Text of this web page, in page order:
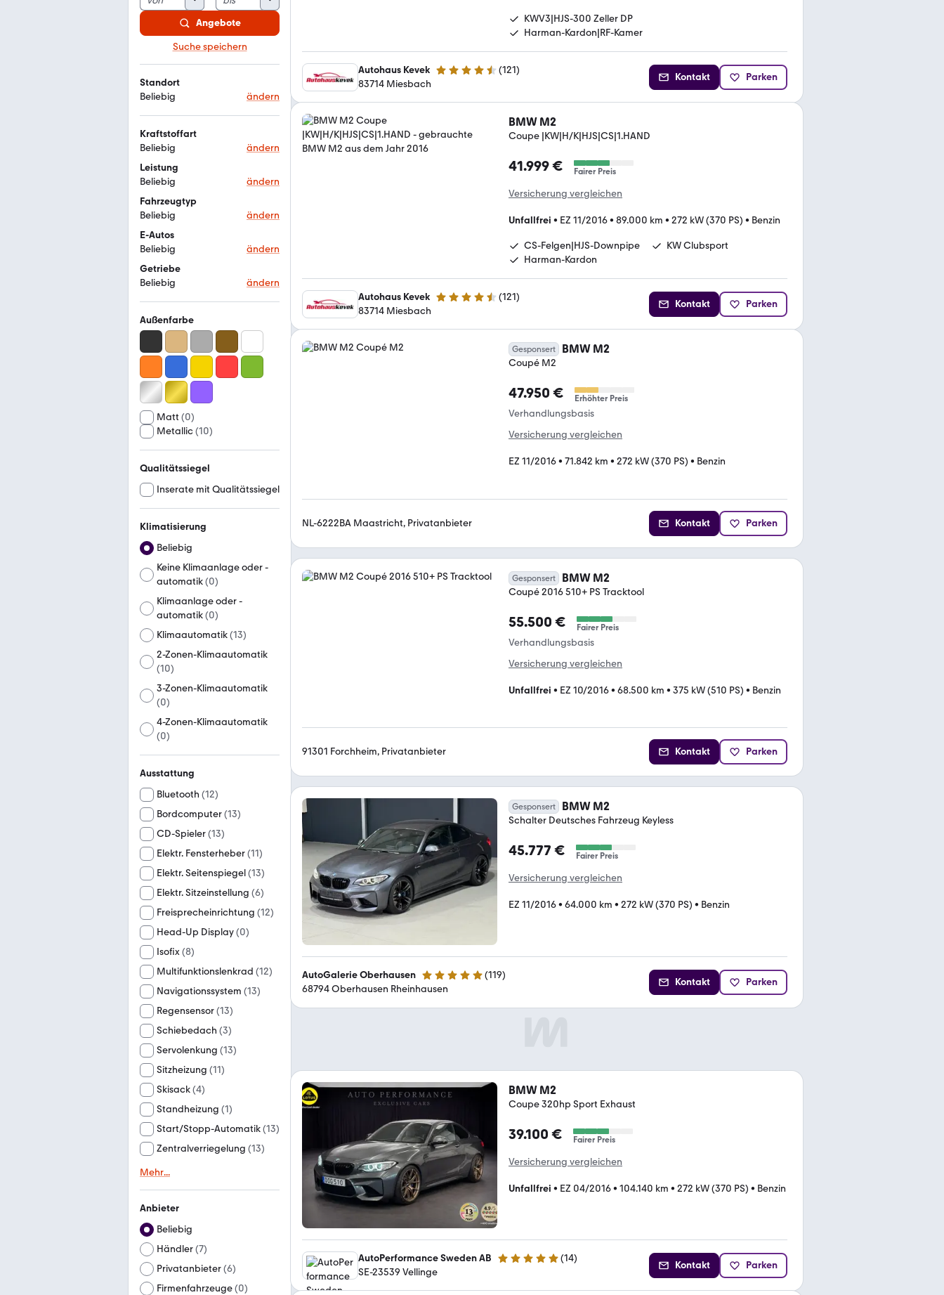
Angebote
Suche speichern
Standort
Beliebig
ändern
Kraftstoffart
Beliebig
ändern
Leistung
Beliebig
ändern
Fahrzeugtyp
Beliebig
ändern
E-Autos
Beliebig
ändern
Getriebe
Beliebig
ändern
Außenfarbe
Matt (0)
Metallic(10)
Qualitätssiegel
Inserate mit Qualitätssiegel
Klimatisierung
Beliebig
Keine Klimaanlage oder -
automatik(0)
Klimaanlage oder -
automatik(0)
Klimaautomatik(13)
2-Zonen-Klimaautomatik
(10)
3-Zonen-Klimaautomatik
(0)
4-Zonen-Klimaautomatik
(0)
Ausstattung
Bluetooth (12)
Bordcomputer(13)
CD-Spieler(13)
Elektr. Fensterheber(11)
Elektr. Seitenspiegel(13)
Elektr. Sitzeinstellung (6)
Freisprecheinrichtung (12)
Head-Up Display(0)
Isofix(8)
Multifunktionslenkrad (12)
Navigationssystem (13)
Regensensor(13)
Schiebedach (3)
Servolenkung (13)
Sitzheizung (11)
Skisack(4)
Standheizung (1)
Start/Stopp-Automatik(13)
Zentralverriegelung (13)
Mehr...
Anbieter
Beliebig
Händler(7)
Privatanbieter(6)
Firmenfahrzeuge(0)
KWV3|HJS-300 Zeller DP
Harman-Kardon|RF-Kamer
Autohaus Kevek 4.5 Sterne (121)
83714 Miesbach
Kontakt Parken
BMW M2
Coupe |KW|H/K|HJS|CS|1.HAND
41.999 € Fairer Preis
Versicherung vergleichen
Unfallfrei • EZ 11/2016• 89.000 km • 272 kW (370 PS) • Benzin
CS-Felgen|HJS-Downpipe
KW Clubsport
Harman-Kardon
Autohaus Kevek 4.5 Sterne (121)
83714 Miesbach
Kontakt Parken
Gesponsert BMW M2
Coupé M2
47.950 € Erhöhter Preis
Verhandlungsbasis
Versicherung vergleichen
EZ 11/2016• 71.842 km • 272 kW (370 PS) • Benzin
NL-6222BA Maastricht, Privatanbieter Kontakt Parken
Gesponsert BMW M2
Coupé 2016 510+ PS Tracktool
55.500 € Fairer Preis
Verhandlungsbasis
Versicherung vergleichen
Unfallfrei • EZ 10/2016• 68.500 km • 375 kW (510 PS) • Benzin
91301 Forchheim, Privatanbieter Kontakt Parken
Gesponsert BMW M2
Schalter Deutsches Fahrzeug Keyless
45.777 € Fairer Preis
Versicherung vergleichen
EZ 11/2016• 64.000 km • 272 kW (370 PS) • Benzin
AutoGalerie Oberhausen 4.9 Sterne (119)
68794 Oberhausen Rheinhausen
Kontakt Parken
BMW M2
Coupe 320hp Sport Exhaust
39.100 € Fairer Preis
Versicherung vergleichen
Unfallfrei • EZ 04/2016• 104.140 km • 272 kW (370 PS) • Benzin
AutoPerformance Sweden AB 4.8 Sterne (14)
SE-23539 Vellinge
Kontakt Parken